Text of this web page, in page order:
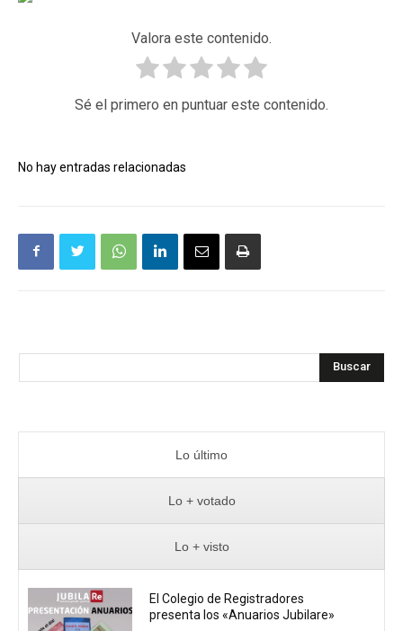
Valora este contenido.
Sé el primero en puntuar este contenido.
No hay entradas relacionadas
Buscar
Lo último
Lo + votado
Lo + visto
El Colegio de Registradores
presenta los «Anuarios Jubilare»